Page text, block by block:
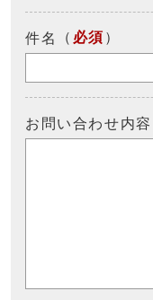
件名 （ 必須 ）
お問い合わせ内容